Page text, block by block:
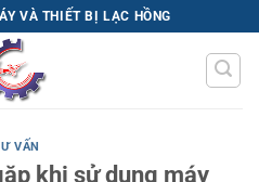
VÀ THIẾT BỊ LẠC HỒNG
VẤN
khi sử dụng máy